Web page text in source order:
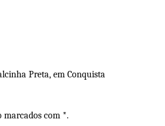
Preta, em Conquista
marcados com *.